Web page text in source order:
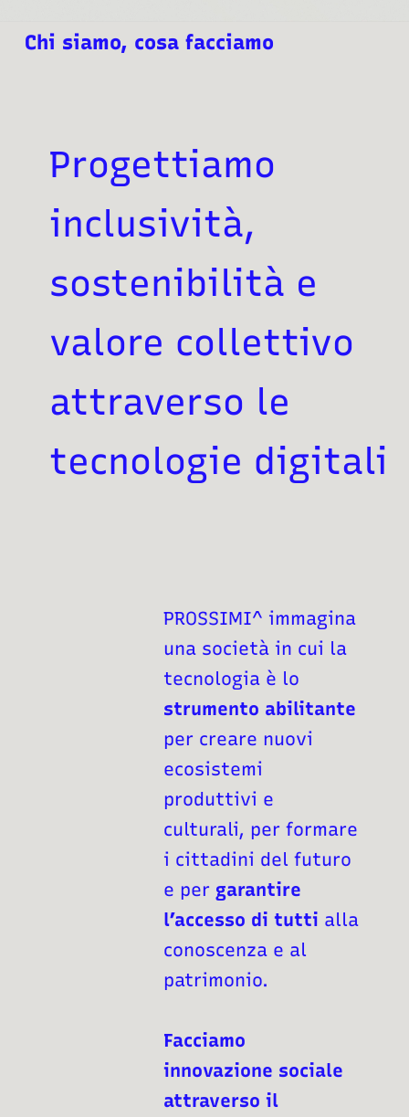
Chi siamo, cosa facciamo
Progettiamo
inclusività,
sostenibilità e
valore collettivo
attraverso le
tecnologie digitali
PROSSIMI^ immagina
una società in cui la
tecnologia è lo
strumento abilitante
per creare nuovi
ecosistemi
produttivi e
culturali, per formare
i cittadini del futuro
e per garantire
l’accesso di tutti alla
conoscenza e al
patrimonio.
Facciamo
innovazione sociale
attraverso il